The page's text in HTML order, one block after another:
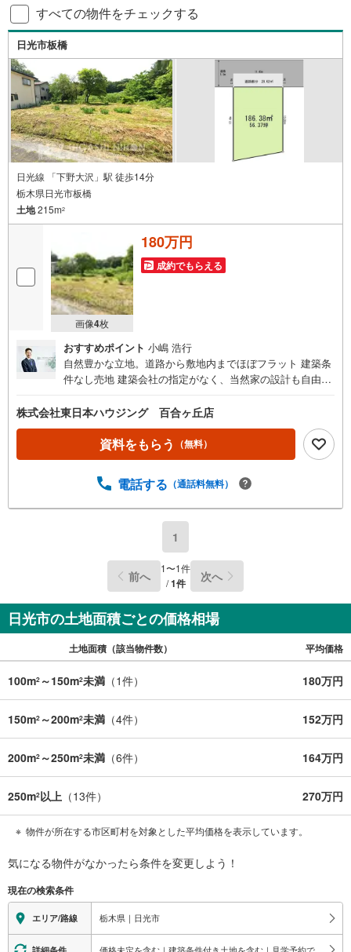
すべての物件をチェックする
日光市板橋
日光線 「下野大沢」駅 徒歩14分
栃木県日光市板橋
土地215m2
画像4枚
180万円
成約でもらえる
おすすめポイント 小嶋 浩行
自然豊かな立地。道路から敷地内までほぼフラット 建築条
件なし売地 建築会社の指定がなく、当然家の設計も自由。
す。また、建築期間も指定されていないため、家造りのプ
ランをじっくり考えることができます。●〇●お客様に最適
のお支払いプランをご提案します●〇●お支払いシミュレー
ションを基に、諸費用や毎月のお支払い額等、分かり易く
株式会社東日本ハウジング 百合ヶ丘店
資料をもらう （無料）
電話する （通話料無料）
1
前へ 1〜1件
/1件 次へ
日光市の土地面積ごとの価格相場
土地面積（該当物件数） 平均価格
100m2 ～150m2未満 （1件） 180万円
150m2 ～200m2未満 （4件） 152万円
200m2 ～250m2未満 （6件） 164万円
250m2以上 （13件） 270万円
物件が所在する市区町村を対象とした平均価格を表示しています。
気になる物件がなかったら条件を変更しよう！
現在の検索条件
エリア/路線 栃木県｜日光市
価格未定を含む｜建築条件付き土地を含む｜見学予約できる物件